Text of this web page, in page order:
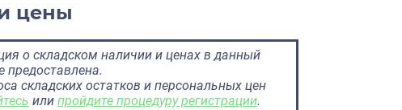
цены
о складском наличии и ценах в данный
предоставлена.
складских остатков и персональных цен
или пройдите процедуру регистрации.